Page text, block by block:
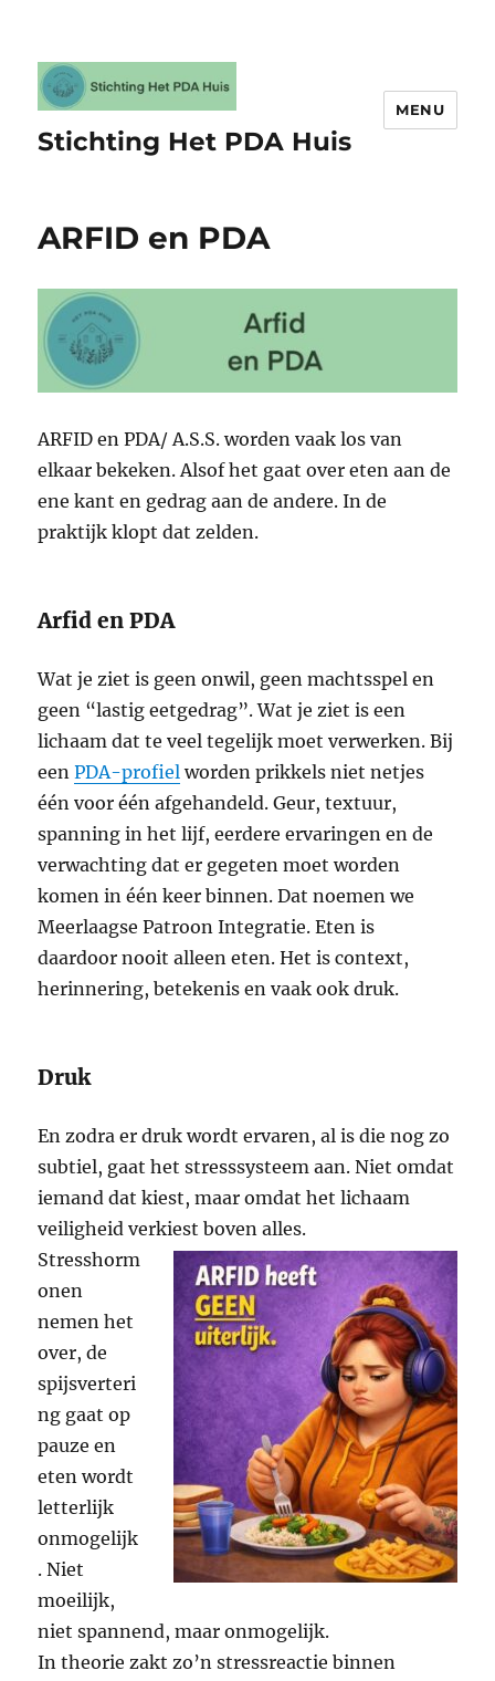
Stichting Het PDA Huis
MENU
ARFID en PDA
ARFID en PDA/ A.S.S. worden vaak los van
elkaar bekeken. Alsof het gaat over eten aan de
ene kant en gedrag aan de andere. In de
praktijk klopt dat zelden.
Arfid en PDA
Wat je ziet is geen onwil, geen machtsspel en
geen “lastig eetgedrag”. Wat je ziet is een
lichaam dat te veel tegelijk moet verwerken. Bij
eenPDA-profiel worden prikkels niet netjes
één voor één afgehandeld. Geur, textuur,
spanning in het lijf, eerdere ervaringen en de
verwachting dat er gegeten moet worden
komen in één keer binnen. Dat noemen we
Meerlaagse Patroon Integratie. Eten is
daardoor nooit alleen eten. Het is context,
herinnering, betekenis en vaak ook druk.
Druk
En zodra er druk wordt ervaren, al is die nog zo
subtiel, gaat het stresssysteem aan. Niet omdat
iemand dat kiest, maar omdat het lichaam
veiligheid verkiest boven alles.
Stresshorm
onen
nemen het
over, de
spijsverteri
ng gaat op
pauze en
eten wordt
letterlijk
onmogelijk
. Niet
moeilijk,
niet spannend, maar onmogelijk.
In theorie zakt zo’n stressreactie binnen